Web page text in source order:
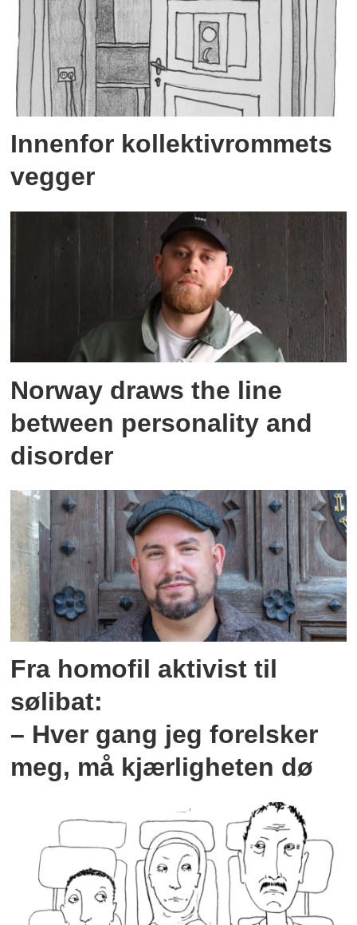
Innenfor kollektivrommets
vegger
Norway draws the line
between personality and
disorder
Fra homofil aktivist til
sølibat:
– Hver gang jeg forelsker
meg, må kjærligheten dø